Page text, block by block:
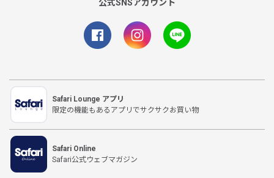
公式SNSアカウント
Safari Lounge アプリ
限定の機能もあるアプリでサクサクお買い物
Safari Online
Safari公式ウェブマガジン